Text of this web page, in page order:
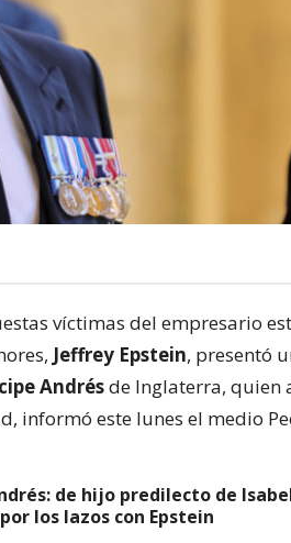
víctimas del empresario
Jeffrey Epstein, presentó
Andrésde Inglaterra, quien
informó este lunes el medio
de hijo predilecto de
los lazos con Epstein